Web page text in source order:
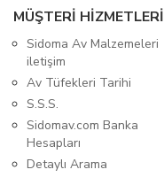
MÜŞTERİ HİZMETLERİ
Sidoma Av Malzemeleri
iletişim
Av Tüfekleri Tarihi
S.S.S.
Sidomav.com Banka
Hesapları
Detaylı Arama